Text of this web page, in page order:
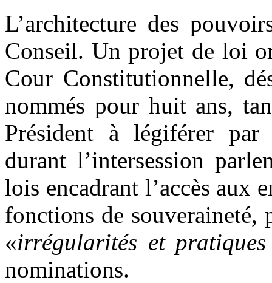
L’architecture des
Conseil. Un projet de loi
Cour Constitutionnelle,
nommés pour huit ans,
Président à légiférer par
durant l’intersession
lois encadrant l’accès aux
fonctions de souveraineté,
«irrégularités et
nominations.